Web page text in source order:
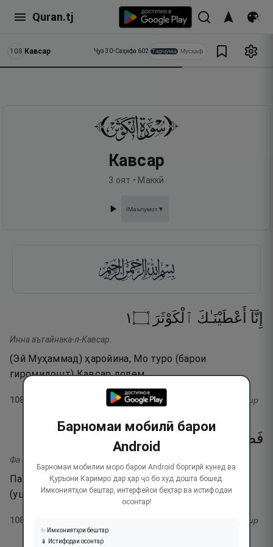
Quran.tj
108 Кавсар Ҷуз 30•Саҳифа 602 Тарҷума Мусҳаф
Кавсар
3 оят • Маккӣ
ℹ️Маълумот▼
إِنَّآ أَعْطَيْنَـٰكَ ٱلْكَوْثَرَ ۝١
Инна аътайнака-л-Кавсар.
(Эй Муҳаммад) ҳаройина, Мо туро (барои
гиромидошт) Кавсар додем.
108 тафсир
فَصَلِّ وَٱنْحَرْ ۝ ٢
Фа салли ли Раббика ванҳар.
Пас, барои Парвардигори худ намоз хон ва
(уштурро) қурбонӣ кун!
108 тафсир
Барномаи мобилӣ барои
Android
Барномаи мобилии моро барои Android боргирӣ кунед ва
Қуръони Каримро дар ҳар ҷо бо худ дошта бошед.
Имкониятҳои бештар, интерфейси беҳтар ва истифодаи
осонтар!
✨ Имкониятҳои бештар
📱 Истифодаи осонтар